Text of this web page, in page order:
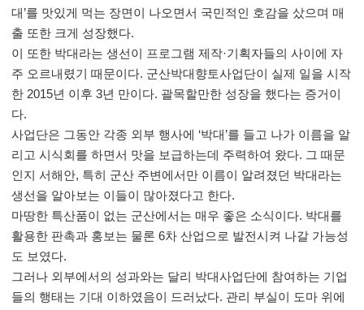
대 ’를 맛있게 먹는 장면이 나오면서 국민적인 호감을 샀으며 매
출 또한 크게 성장했다.
이 또한 박대라는 생선이 프로그램 제작·기획자들의 사이에 자
주 오르내렸기 때문이다. 군산박대향토사업단이 실제 일을 시작
한 2015년 이후 3년 만이다. 괄목할만한 성장을 했다는 증거이
다.
사업단은 그동안 각종 외부 행사에 ‘박대 ’를 들고 나가 이름을 알
리고 시식회를 하면서 맛을 보급하는데 주력하여 왔다. 그 때문
인지 서해안, 특히 군산 주변에서만 이름이 알려졌던 박대라는
생선을 알아보는 이들이 많아졌다고 한다.
마땅한 특산품이 없는 군산에서는 매우 좋은 소식이다. 박대를
활용한 판촉과 홍보는 물론 6차 산업으로 발전시켜 나갈 가능성
도 보였다.
그러나 외부에서의 성과와는 달리 박대사업단에 참여하는 기업
들의 행태는 기대 이하였음이 드러났다. 관리 부실이 도마 위에